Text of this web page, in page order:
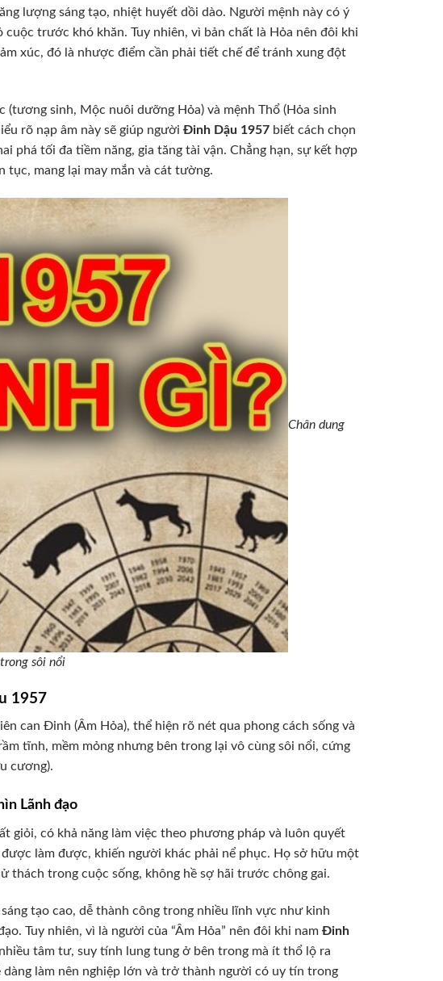
lượng sáng tạo, nhiệt huyết dồi dào. Người mệnh này có ý
trước khó khăn. Tuy nhiên, vì bản chất là Hỏa nên đôi khi
xúc, đó là nhược điểm cần phải tiết chế để tránh xung đột
sinh, Mộc nuôi dưỡng Hỏa) và mệnh Thổ (Hỏa sinh
rõ nạp âm này sẽ giúp người Đinh Dậu 1957 biết cách chọn
phá tối đa tiềm năng, gia tăng tài vận. Chẳng hạn, sự kết hợp
tục, mang lại may mắn và cát tường.
Chân dung
sôi nổi
1957
can Đinh (Âm Hỏa), thể hiện rõ nét qua phong cách sống và
tĩnh, mềm mỏng nhưng bên trong lại vô cùng sôi nổi, cứng
cương).
Lãnh đạo
giỏi, có khả năng làm việc theo phương pháp và luôn quyết
làm được, khiến người khác phải nể phục. Họ sở hữu một
thách trong cuộc sống, không hề sợ hãi trước chông gai.
tạo cao, dễ thành công trong nhiều lĩnh vực như kinh
Tuy nhiên, vì là người của “Âm Hỏa” nên đôi khi nam Đinh
tâm tư, suy tính lung tung ở bên trong mà ít thổ lộ ra
làm nên nghiệp lớn và trở thành người có uy tín trong